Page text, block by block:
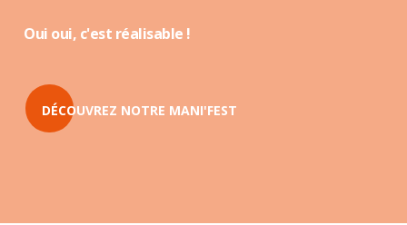
Oui oui, c'est réalisable !
DÉCOUVREZ NOTRE MANI'FEST